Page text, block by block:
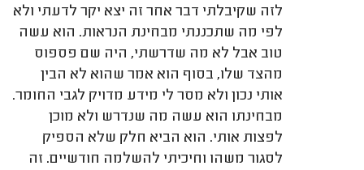
לזה שקיבלתי דבר אחר זה יצא יקר לדעתי ולא
לפי מה שתכננתי מבחינת הנראות. הוא עשה
טוב אבל לא מה שדרשתי, היה שם פספוס
מהצד שלו, בסוף הוא אמר שהוא לא הבין
אותי נכון ולא מסר לי מידע מדויק לגבי החומר.
מבחינתו הוא עשה מה שנדרש ולא מוכן
לפצות אותי. הוא הביא חלק שלא הספיק
לסגור משהו וחיכיתי להשלמה חודשיים. זה